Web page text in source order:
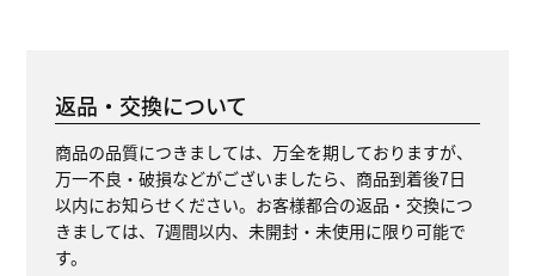
返品・交換について
商品の品質につきましては、万全を期しておりますが、
万一不良・破損などがございましたら、商品到着後7日
以内にお知らせください。お客様都合の返品・交換につ
きましては、7週間以内、未開封・未使用に限り可能で
す。